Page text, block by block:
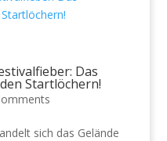
Das
Startlöchern!
sich das Gelände